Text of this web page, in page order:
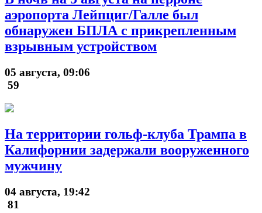
аэропорта Лейпциг/Галле был
обнаружен БПЛА с прикрепленным
взрывным устройством
05 августа, 09:06
59
На территории гольф-клуба Трампа в
Калифорнии задержали вооруженного
мужчину
04 августа, 19:42
81